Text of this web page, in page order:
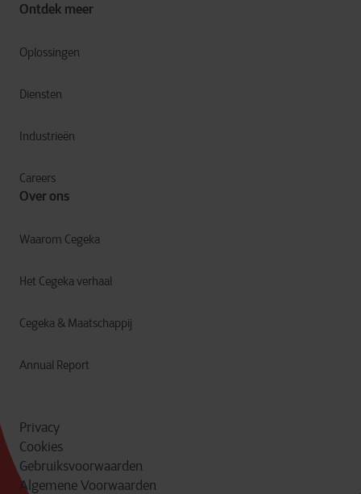
Ontdek meer
Oplossingen
Diensten
Industrieën
Careers
Over ons
Waarom Cegeka
Het Cegeka verhaal
Cegeka & Maatschappij
Annual Report
Privacy
Cookies
Gebruiksvoorwaarden
Algemene Voorwaarden